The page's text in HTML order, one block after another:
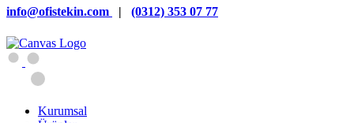
info@ofistekin.com | (0312) 353 07 77
Kurumsal